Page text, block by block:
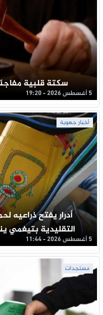
سكتة قلبية
5 أغسطس 2026 - 19:20
أخبار جهوية
أدرار يفتح ذراعيه
التقليدية بتيغمي
5 أغسطس 2026 - 11:44
مستجدات